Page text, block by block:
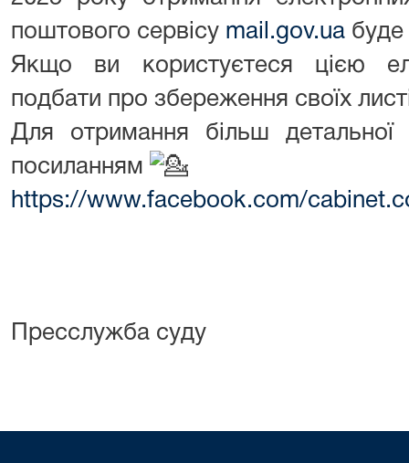
поштового сервісу mail.gov.ua
Якщо ви користуєтеся цією
подбати про збереження своїх
Для отримання більш детальної
посиланням
https://www.facebook.com/
Пресслужба суду